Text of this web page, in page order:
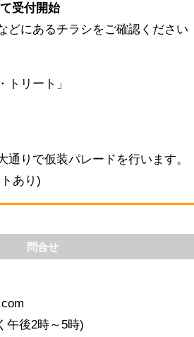
受付開始
どにあるチラシをご確認ください
トリート」
りで仮装パレードを行います。
あり)
問合せ
午後2時～5時)